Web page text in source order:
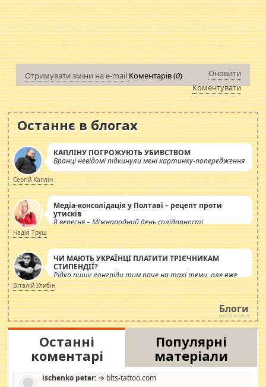
Отримувати зміни на e-mail Коментарів (0)
Оновити
Коментувати
Останнє в блогах
КАПЛІНУ ПОГРОЖУЮТЬ УБИВСТВОМ
Вранці невідомі підкинули мені картинку-попередження
Сергій Каплін
Медіа-консолідація у Полтаві – рецепт проти
утисків
8 вересня – Міжнародний день солідарності
журналістів.
Надія Труш
ЧИ МАЮТЬ УКРАЇНЦІ ПЛАТИТИ ТРІЄЧНИКАМ
СТИПЕНДІЇ?
Рідко пишу лонгріди тим паче на такі теми, але вже
просто дістало! Обурюють сьогоднішні інсенуації
навколо стипендіального питання. Штучно
роздувається ще одна соціальна катастрофа.
Віталій Улибін
Блоги
Останні
коментарі
Популярні
матеріали
ischenko peter: ⇒ blts-tattoo.com